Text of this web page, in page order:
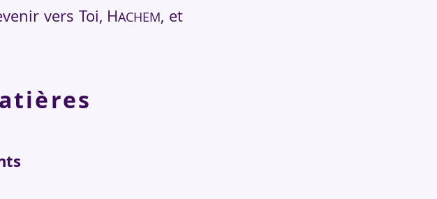
vers Toi, HACHEM, et